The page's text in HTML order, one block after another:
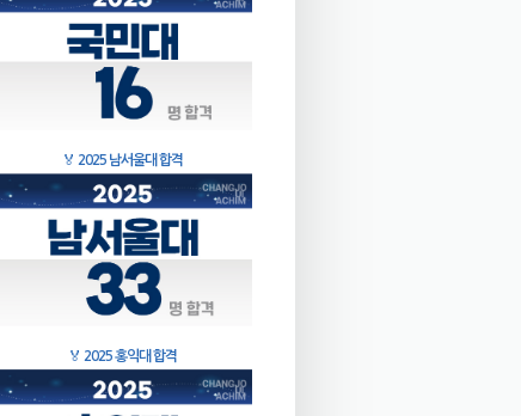
🏅 2025 남서울대 합격
🏅 2025 홍익대 합격